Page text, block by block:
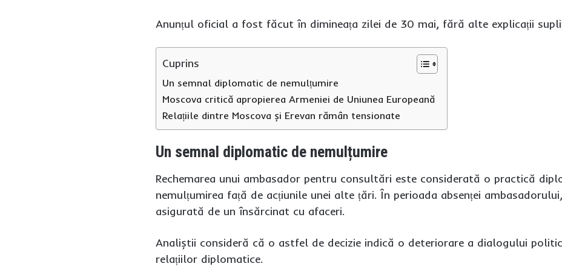
Anunțul oficial a fost făcut în dimineața zilei de 30 mai, fără alte explicații
Cuprins
Un semnal diplomatic de nemulțumire
Moscova critică apropierea Armeniei de Uniunea Europeană
Relațiile dintre Moscova și Erevan rămân tensionate
Un semnal diplomatic de nemulțumire
Rechemarea unui ambasador pentru consultări este considerată o practică
nemulțumirea față de acțiunile unei alte țări. În perioada absenței
asigurată de un însărcinat cu afaceri.
Analiștii consideră că o astfel de decizie indică o deteriorare a dialogului
relațiilor diplomatice.